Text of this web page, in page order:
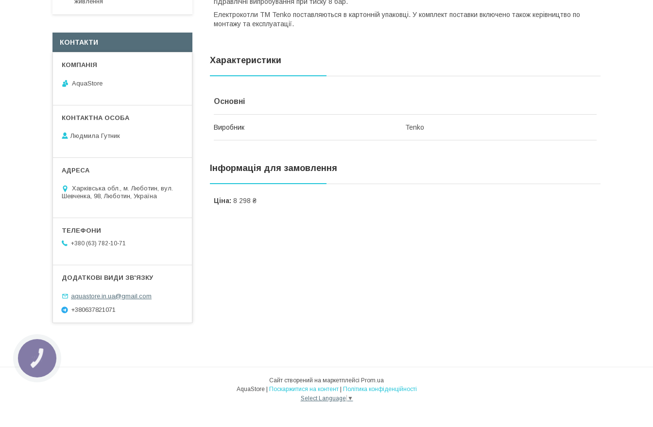
гідравлічні випробування при тиску 8 бар.
Електрокотли ТМ Tenko поставляються в картонній упаковці. У комплект поставки включено також керівництво по
монтажу та експлуатації.
Характеристики
Основні
Виробник Tenko
Інформація для замовлення
Ціна: 8 298 ₴
КОНТАКТИ
AquaStore
Людмила Гутник
Харківська обл., м. Люботин, вул.
Шевченка, 98, Люботин, Україна
+380 (63) 782-10-71
aquastore.in.ua@gmail.com
+380637821071
Сайт створений на маркетплейсі Prom.ua
Поскаржитися на контент
Політика конфіденційності
Select Language ▼
КНОПКА
ЗВ'ЯЗКУ